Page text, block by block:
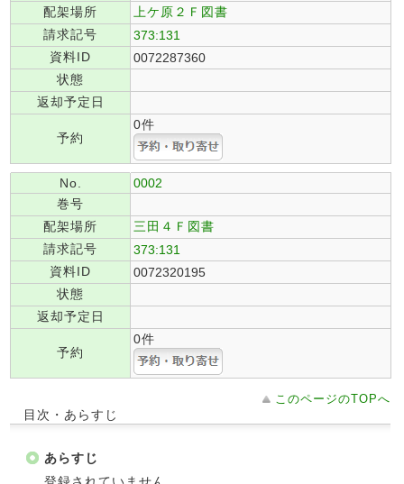
配架場所
上ケ原２Ｆ図書
請求記号
373:131
資料ID
0072287360
状態
返却予定日
予約
0件
No.
0002
巻号
配架場所
三田４Ｆ図書
請求記号
373:131
資料ID
0072320195
状態
返却予定日
予約
0件
このページのTOPへ
目次・あらすじ
あらすじ